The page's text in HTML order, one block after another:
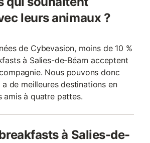
leurs animaux ?
de Cybevasion, moins de 10 %
à Salies-de-Béarn acceptent
Nous pouvons donc
de meilleures destinations en
amis à quatre pattes.
à Salies-de-